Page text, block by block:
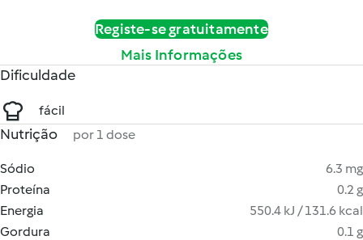
Registe-se gratuitamente
Mais Informações
Dificuldade
fácil
Nutrição por 1 dose
Sódio
6.3 mg
Proteína
0.2 g
Energia
550.4 kJ / 131.6 kcal
Gordura
0.1 g